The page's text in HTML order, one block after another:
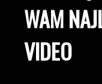
WAM
VIDEO